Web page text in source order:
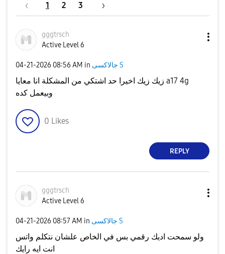
1 2 3
gggtrsch
Active Level 6
‎04-21-2026 08:56 AM in جالاكسى S
زيك زيك اخيرا حد اشتكي من المشكلة انا معايا a17 4g
وبيعمل كده
0 Likes
REPLY
gggtrsch
Active Level 6
‎04-21-2026 08:57 AM in جالاكسى S
ولو سمحت اديك رقمي بس في الخاص علشان نتكلم واتس
انت ايه رايك